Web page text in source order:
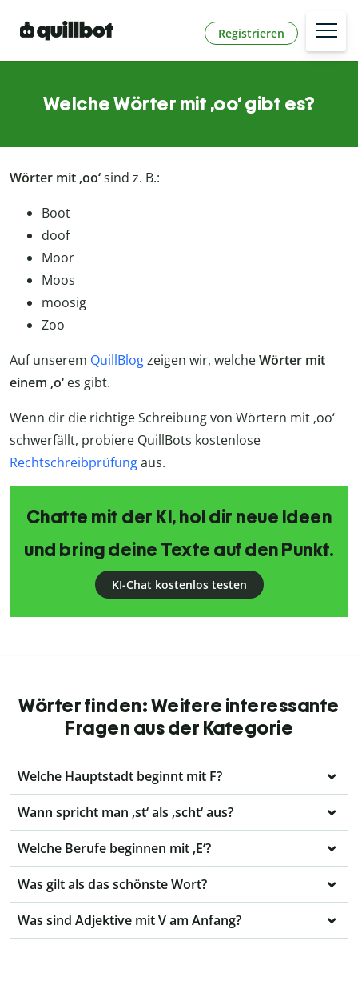
Registrieren
Welche Wörter mit ‚oo‘ gibt es?
Wörter mit ‚oo‘sind z. B.:
Boot
doof
Moor
Moos
moosig
Zoo
Auf unserem QuillBlogzeigen wir, welcheWörter mit
einem ‚o‘ es gibt.
Wenn dir die richtige Schreibung von Wörtern mit ‚oo‘
schwerfällt, probiere QuillBots kostenlose
Rechtschreibprüfungaus.
Chatte mit der KI, hol dir neue Ideen
und bring deine Texte auf den Punkt.
KI-Chat kostenlos testen
Wörter finden: Weitere interessante
Fragen aus der Kategorie
Welche Hauptstadt beginnt mit F?
Wann spricht man ‚st‘ als ‚scht‘ aus?
Welche Berufe beginnen mit ‚E‘?
Was gilt als das schönste Wort?
Was sind Adjektive mit V am Anfang?